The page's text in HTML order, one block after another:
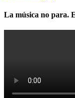
La música no para.